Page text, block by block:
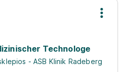
Technologe
- ASB Klinik Radeberg